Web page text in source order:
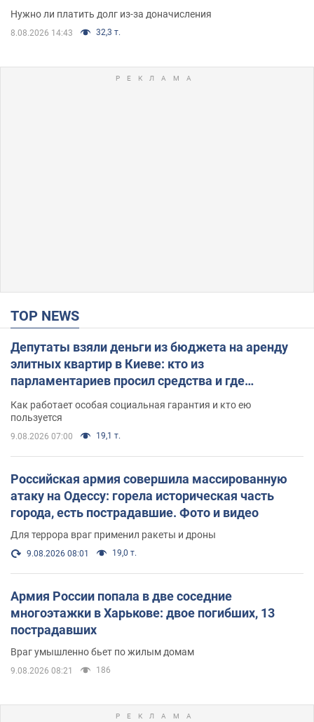
Нужно ли платить долг из-за доначисления
8.08.2026 14:43 32,3 т.
TOP NEWS
Депутаты взяли деньги из бюджета на аренду
элитных квартир в Киеве: кто из
парламентариев просил средства и где
поселился
Как работает особая социальная гарантия и кто ею
пользуется
9.08.2026 07:00 19,1 т.
Российская армия совершила массированную
атаку на Одессу: горела историческая часть
города, есть пострадавшие. Фото и видео
Для террора враг применил ракеты и дроны
9.08.2026 08:01 19,0 т.
Армия России попала в две соседние
многоэтажки в Харькове: двое погибших, 13
пострадавших
Враг умышленно бьет по жилым домам
9.08.2026 08:21 186